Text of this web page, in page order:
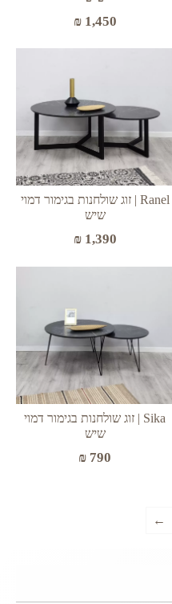
₪1,450
Ranel | זוג שולחנות בגימור דמוי
שיש
₪1,390
Sika | זוג שולחנות בגימור דמוי
שיש
₪ 790
←